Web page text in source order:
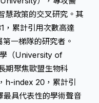
慧政策的交叉研究。其
，累計引用次數高達
一梯隊的研究者。
（University of
期聚焦歐盟生物科
h-index 20，累計引
具代表性的學術聲音